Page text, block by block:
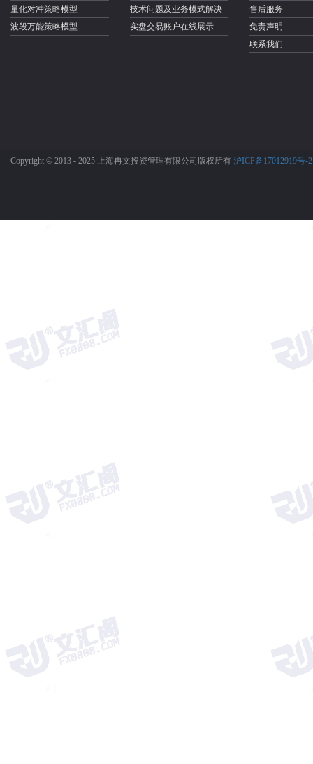
量化对冲策略模型
波段万能策略模型
技术问题及业务模式解决
实盘交易账户在线展示
售后服务
免责声明
联系我们
Copyright © 2013 - 2025 上海冉文投资管理有限公司版权所有 沪ICP备17012919号-2